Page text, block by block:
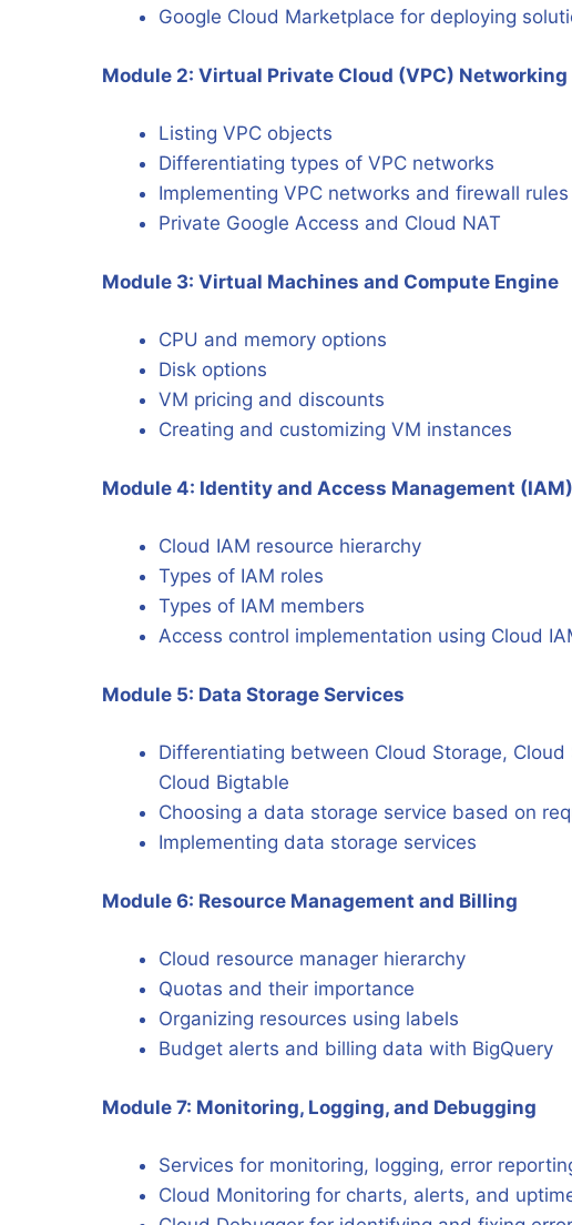
Google Cloud Marketplace for deploying
Module 2: Virtual Private Cloud (VPC) Networking
Listing VPC objects
Differentiating types of VPC networks
Implementing VPC networks and firewall rules
Private Google Access and Cloud NAT
Module 3: Virtual Machines and Compute Engine
CPU and memory options
Disk options
VM pricing and discounts
Creating and customizing VM instances
Module 4: Identity and Access Management (IAM)
Cloud IAM resource hierarchy
Types of IAM roles
Types of IAM members
Access control implementation using Cloud
Module 5: Data Storage Services
Differentiating between Cloud Storage,
Cloud Bigtable
Choosing a data storage service based on
Implementing data storage services
Module 6: Resource Management and Billing
Cloud resource manager hierarchy
Quotas and their importance
Organizing resources using labels
Budget alerts and billing data with BigQuery
Module 7: Monitoring, Logging, and Debugging
Services for monitoring, logging, error
Cloud Monitoring for charts, alerts, and